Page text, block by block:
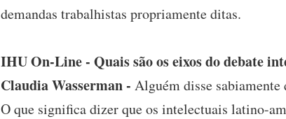
demandas trabalhistas propriamente ditas.
IHU On-Line - Quais são os eixos do debate
Claudia Wasserman - Alguém disse sabiamente
O que significa dizer que os intelectuais latino-